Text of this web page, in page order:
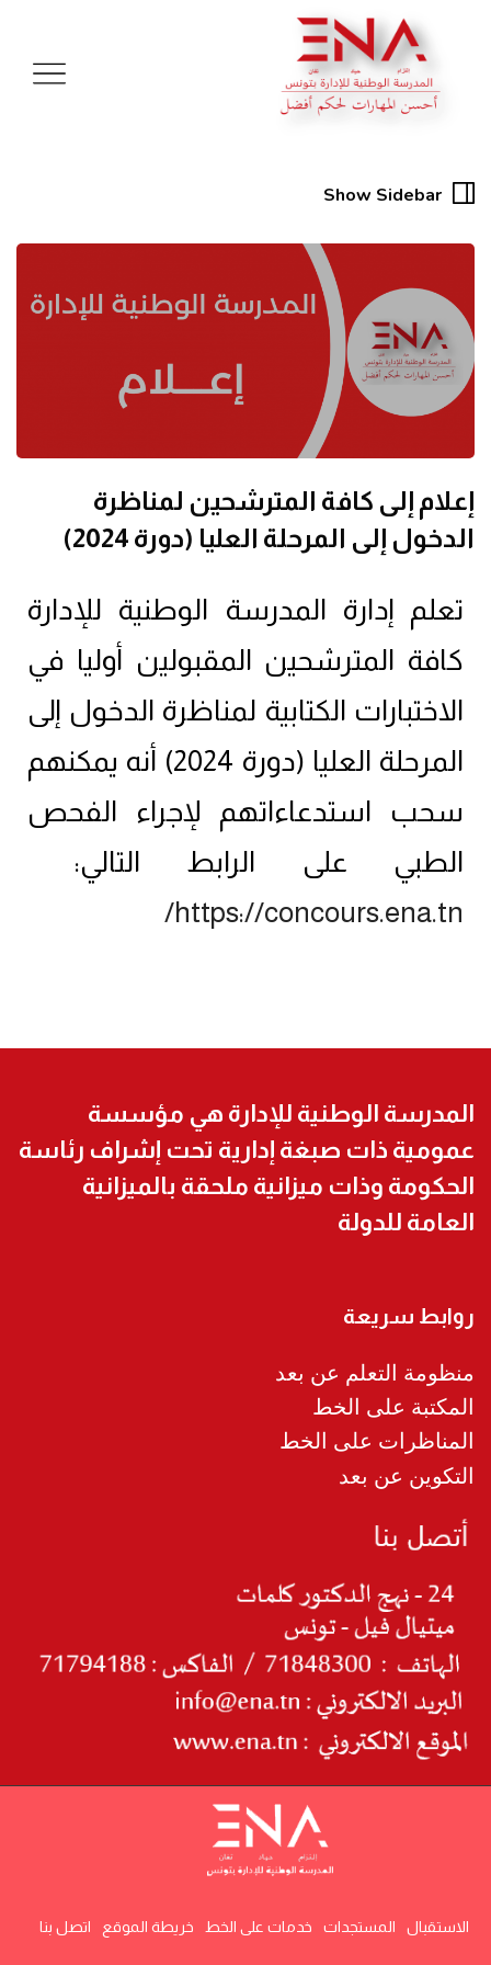
Show Sidebar
إعلام إلى كافة المترشحين لمناظرة
الدخول إلى المرحلة العليا (دورة 2024)
تعلم إدارة المدرسة الوطنية للإدارة
كافة المترشحين المقبولين أوليا في
الاختبارات الكتابية لمناظرة الدخول إلى
المرحلة العليا (دورة 2024) أنه يمكنهم
سحب استدعاءاتهم لإجراء الفحص
الطبي على الرابط التالي:
https://concours.ena.tn/
المدرسة الوطنية للإدارة هي مؤسسة
عمومية ذات صبغة إدارية تحت إشراف رئاسة
الحكومة وذات ميزانية ملحقة بالميزانية
العامة للدولة
روابط سريعة
منظومة التعلم عن بعد
المكتبة على الخط
المناظرات على الخط
التكوين عن بعد
الاستقبال المستجدات خدمات على الخط خريطة الموقع اتصل بنا